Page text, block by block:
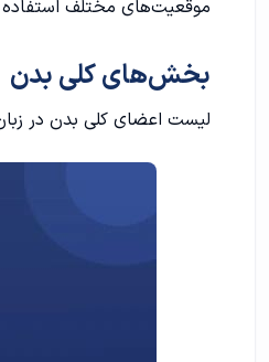
موقعیت‌های مختلف استفاده
بخش‌های کلی بدن
لیست اعضای کلی بدن در